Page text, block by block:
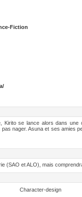
Fiction
se lance alors dans une
nager. Asuna et ses amies
(SAO et ALO), mais
Character-design